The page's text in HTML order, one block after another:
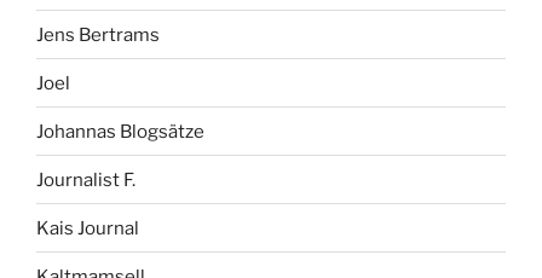
Jens Bertrams
Joel
Johannas Blogsätze
Journalist F.
Kais Journal